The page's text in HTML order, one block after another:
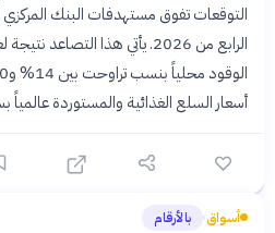
الرابع من 2026. يأتي هذا
أسعار السلع الغذائية والمستوردة
أسواق› بالأرقام